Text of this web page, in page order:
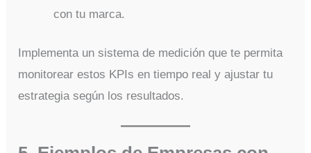
con tu marca.
Implementa un sistema de medición que te permita
monitorear estos KPIs en tiempo real y ajustar tu
estrategia según los resultados.